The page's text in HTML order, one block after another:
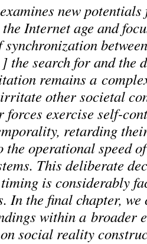
new potentials
Internet age and
synchronization
search for and the
remains a
other societal
forces exercise self-
retarding
operational speed
This deliberate
is considerably
In the final chapter,
within a broader
social reality